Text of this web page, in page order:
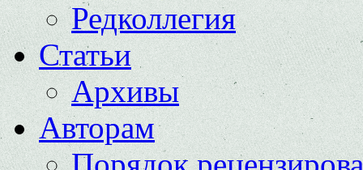
Редколлегия
Статьи
Архивы
Авторам